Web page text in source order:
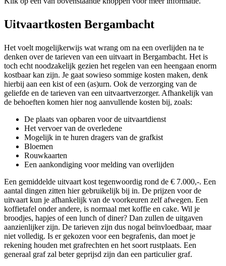
Uitvaartkosten Bergambacht
Het voelt mogelijkerwijs wat wrang om na een overlijden na te
denken over de tarieven van een uitvaart in Bergambacht. Het is
toch echt noodzakelijk gezien het regelen van een heengaan enorm
kostbaar kan zijn. Je gaat sowieso sommige kosten maken, denk
hierbij aan een kist of een (as)urn. Ook de verzorging van de
geliefde en de tarieven van een uitvaartverzorger. Afhankelijk van
de behoeften komen hier nog aanvullende kosten bij, zoals:
De plaats van opbaren voor de uitvaartdienst
Het vervoer van de overledene
Mogelijk in te huren dragers van de grafkist
Bloemen
Rouwkaarten
Een aankondiging voor melding van overlijden
Een gemiddelde uitvaart kost tegenwoordig rond de € 7.000,-. Een
aantal dingen zitten hier gebruikelijk bij in. De prijzen voor de
uitvaart kun je afhankelijk van de voorkeuren zelf afwegen. Een
koffietafel onder andere, is normaal met koffie en cake. Wil je
broodjes, hapjes of een lunch of diner? Dan zullen de uitgaven
aanzienlijker zijn. De tarieven zijn dus nogal beïnvloedbaar, maar
niet volledig. Is er gekozen voor een begrafenis, dan moet je
rekening houden met grafrechten en het soort rustplaats. Een
generaal graf zal beter geprijsd zijn dan een particulier graf.